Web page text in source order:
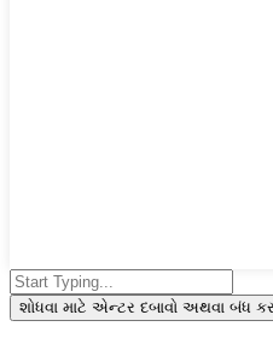
શોધવા માટે એન્ટર દબાવો અથવા બંધ